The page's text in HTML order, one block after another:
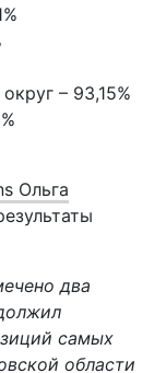
– 93,15%
Ольга
два
самых
области